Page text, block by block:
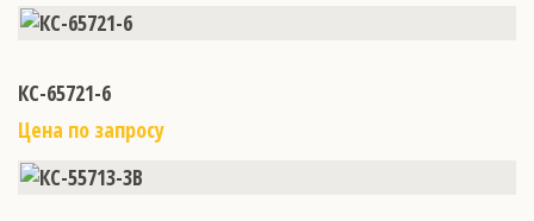
КС-65721-6
Цена по запросу